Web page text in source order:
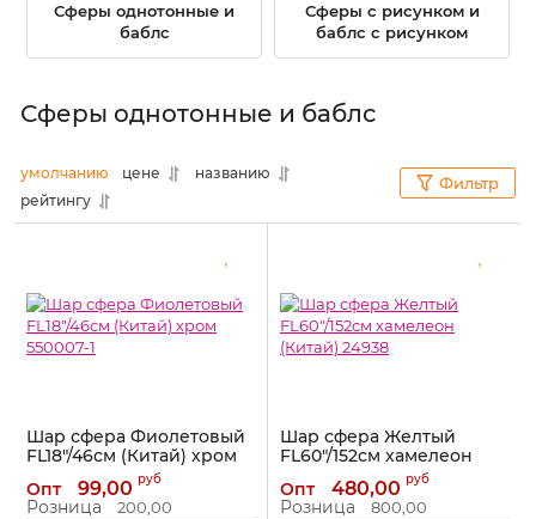
Сферы однотонные и
баблс
Сферы с рисунком и
баблс с рисунком
Сферы однотонные и баблс
умолчанию цене
названию
рейтингу
Фильтр
Шар сфера Фиолетовый
FL18"/46см (Китай) хром
Артикул: 550007-1
Опт 99,00 руб
Розница 200,00
Шар сфера Желтый
FL60"/152см хамелеон
Артикул: 24938
Опт 480,00 руб
Розница 800,00